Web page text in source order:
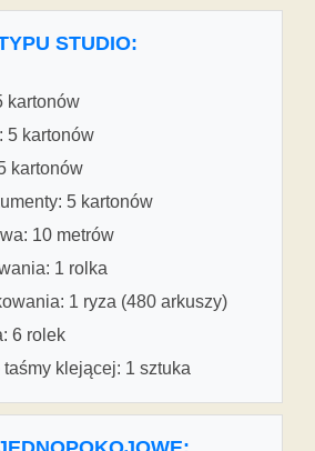
STUDIO:
kartonów
5 kartonów
kartonów
5 kartonów
10 metrów
1 rolka
1 ryza (480 arkuszy)
6 rolek
klejącej: 1 sztuka